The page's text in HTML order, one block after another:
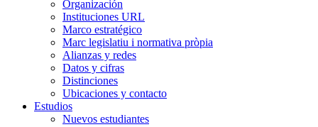
Organización
Instituciones URL
Marco estratégico
Marc legislatiu i normativa pròpia
Alianzas y redes
Datos y cifras
Distinciones
Ubicaciones y contacto
Estudios
Nuevos estudiantes